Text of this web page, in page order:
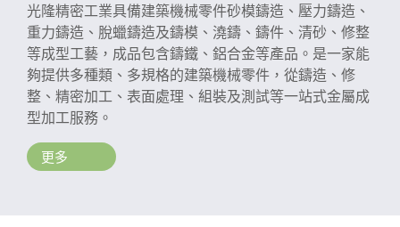
光隆精密工業具備建築機械零件砂模鑄造、壓力鑄造、
重力鑄造、脫蠟鑄造及鑄模、澆鑄、鑄件、清砂、修整
等成型工藝，成品包含鑄鐵、鋁合金等產品。是一家能
夠提供多種類、多規格的建築機械零件，從鑄造、修
整、精密加工、表面處理、組裝及測試等一站式金屬成
型加工服務。
更多